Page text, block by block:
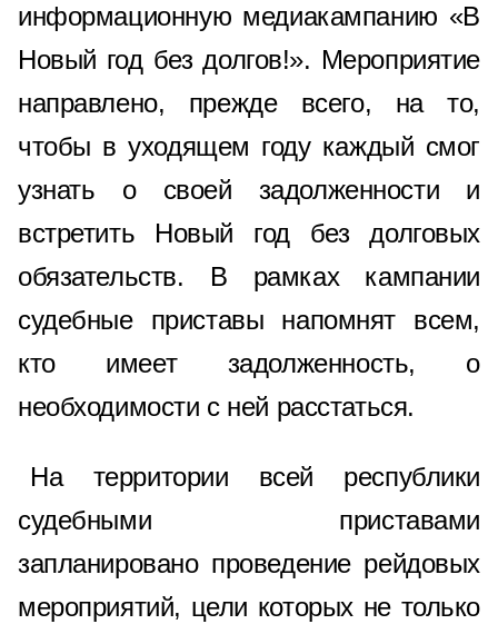
информационную медиакампанию «В
Новый год без долгов!». Мероприятие
направлено, прежде всего, на то,
чтобы в уходящем году каждый смог
узнать о своей задолженности и
встретить Новый год без долговых
обязательств. В рамках кампании
судебные приставы напомнят всем,
кто имеет задолженность, о
необходимости с ней расстаться.
На территории всей республики
судебными приставами
запланировано проведение рейдовых
мероприятий, цели которых не только